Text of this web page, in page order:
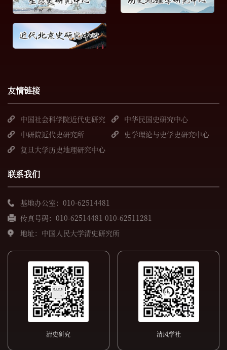
友情链接
中国社会科学院近代史研究
所
中华民国史研究中心
中研院近代史研究所
史学理论与史学史研究中心
复旦大学历史地理研究中心
联系我们
基地办公室：010-62514481
传真号码：010-62514481 010-62511281
地址：中国人民大学清史研究所
清史研究 清风学社